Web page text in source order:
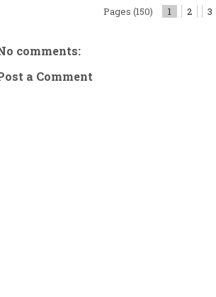
Pages (150) 1 2 3
comments:
a Comment